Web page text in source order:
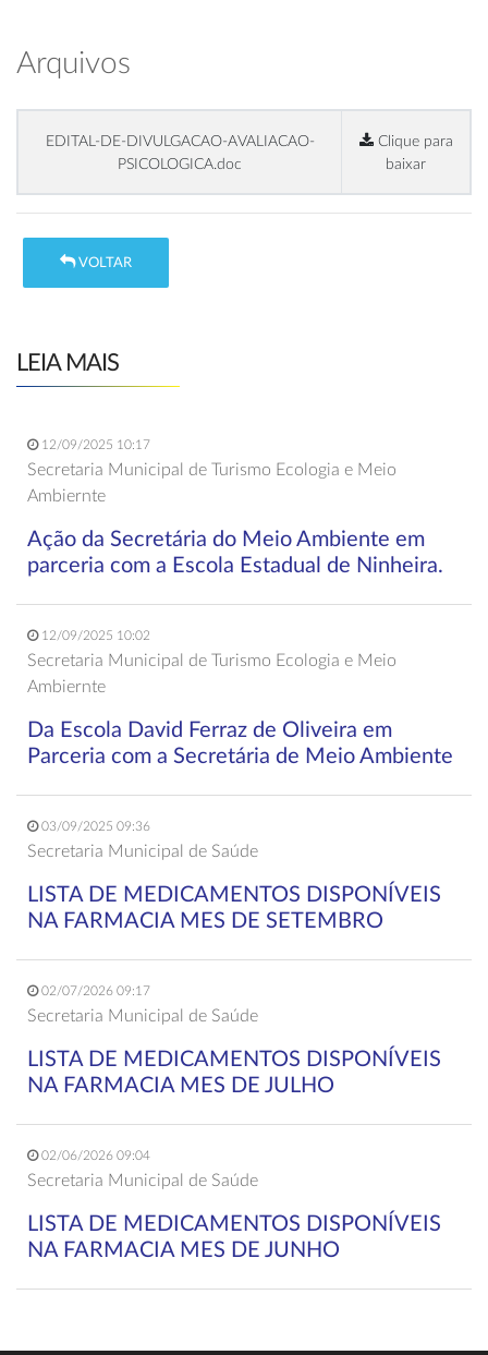
Arquivos
EDITAL-DE-DIVULGACAO-AVALIACAO-
PSICOLOGICA.doc
Clique para
baixar
VOLTAR
LEIA MAIS
12/09/2025 10:17
Secretaria Municipal de Turismo Ecologia e Meio
Ambiernte
Ação da Secretária do Meio Ambiente em
parceria com a Escola Estadual de Ninheira.
12/09/2025 10:02
Secretaria Municipal de Turismo Ecologia e Meio
Ambiernte
Da Escola David Ferraz de Oliveira em
Parceria com a Secretária de Meio Ambiente
03/09/2025 09:36
Secretaria Municipal de Saúde
LISTA DE MEDICAMENTOS DISPONÍVEIS
NA FARMACIA MES DE SETEMBRO
02/07/2026 09:17
Secretaria Municipal de Saúde
LISTA DE MEDICAMENTOS DISPONÍVEIS
NA FARMACIA MES DE JULHO
02/06/2026 09:04
Secretaria Municipal de Saúde
LISTA DE MEDICAMENTOS DISPONÍVEIS
NA FARMACIA MES DE JUNHO